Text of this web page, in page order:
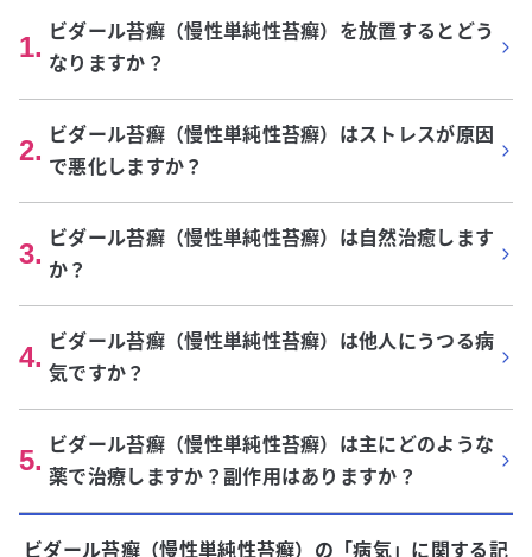
1. ビダール苔癬（慢性単純性苔癬）を放置するとどう
なりますか？
2. ビダール苔癬（慢性単純性苔癬）はストレスが原因
で悪化しますか？
3. ビダール苔癬（慢性単純性苔癬）は自然治癒します
か？
4. ビダール苔癬（慢性単純性苔癬）は他人にうつる病
気ですか？
5. ビダール苔癬（慢性単純性苔癬）は主にどのような
薬で治療しますか？副作用はありますか？
ビダール苔癬（慢性単純性苔癬） の「病気」に関する記